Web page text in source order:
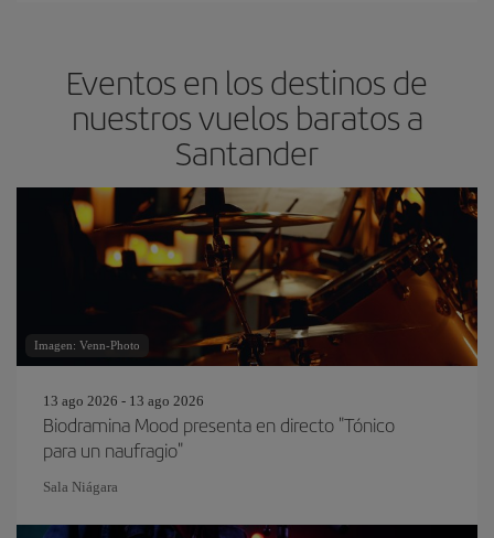
Eventos en los destinos de
nuestros vuelos baratos a
Santander
Imagen: Venn-Photo
13 ago 2026 - 13 ago 2026
Biodramina Mood presenta en directo "Tónico
para un naufragio"
Sala Niágara